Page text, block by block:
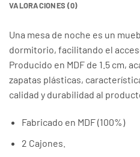
VALORACIONES (0)
Una mesa de noche es un
dormitorio, facilitando el
Producido en MDF de 1.5 cm,
zapatas plásticas,
calidad y durabilidad al
Fabricado en MDF (100%)
2 Cajones.